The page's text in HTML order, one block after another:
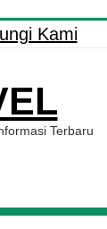
Kami
Terbaru